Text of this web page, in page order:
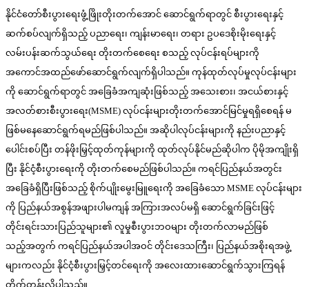
နိုင်ငံတော်စီးပွားရေးဖွံ့ဖြိုးတိုးတက်အောင် ဆောင်ရွက်ရာတွင် စီးပွားရေးနှင့်
ဆက်စပ်လျက်ရှိသည့် ပညာရေး၊ ကျန်းမာရေး၊ တရား ဥပဒေစိုးမိုးရေးနှင့်
လမ်းပန်းဆက်သွယ်ရေး တိုးတက်စေရေး စသည့် လုပ်ငန်းရပ်များကို
အကောင်အထည်ဖော်ဆောင်ရွက်လျက်ရှိပါသည်။ ကုန်ထုတ်လုပ်မှုလုပ်ငန်းများ
ကို ဆောင်ရွက်ရာတွင် အခြေခံအကျဆုံးဖြစ်သည့် အသေးစား၊ အငယ်စားနှင့်
အလတ်စားစီးပွားရေး(MSME) လုပ်ငန်းများတိုးတက်အောင်မြင်မှုရရှိစေရန် မ
ဖြစ်မနေဆောင်ရွက်ရမည်ဖြစ်ပါသည်။ အဆိုပါလုပ်ငန်းများကို နည်းပညာနှင့်
ပေါင်းစပ်ပြီး တန်ဖိုးမြှင့်ထုတ်ကုန်များကို ထုတ်လုပ်နိုင်မည်ဆိုပါက ပိုမိုအကျိုးရှိ
ပြီး နိုင်ငံ့စီးပွားရေးကို တိုးတက်စေမည်ဖြစ်ပါသည်။ ကရင်ပြည်နယ်အတွင်း
အခြေခံရှိပြီးဖြစ်သည့် စိုက်ပျိုးမွေးမြူရေးကို အခြေခံသော MSME လုပ်ငန်းများ
ကို ပြည်နယ်အစွန်အဖျားပါမကျန် အကြားအလပ်မရှိ ဆောင်ရွက်ခြင်းဖြင့်
တိုင်းရင်းသားပြည်သူများ၏ လူမှုစီးပွားဘဝများ တိုးတက်လာမည်ဖြစ်
သည့်အတွက် ကရင်ပြည်နယ်အပါအဝင် တိုင်းဒေသကြီး၊ ပြည်နယ်အစိုးရအဖွဲ့
များကလည်း နိုင်ငံ့စီးပွားမြှင့်တင်ရေးကို အလေးထားဆောင်ရွက်သွားကြရန်
တိုက်တွန်းလိုပါသည်။